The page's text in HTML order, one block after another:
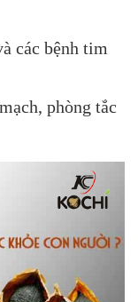
các bệnh tim
phòng tắc